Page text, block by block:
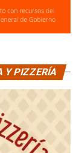
Y PIZZERÍA